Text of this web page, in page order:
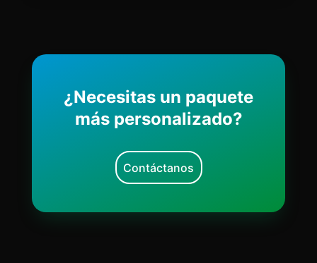
¿Necesitas un paquete
más personalizado?
Contáctanos